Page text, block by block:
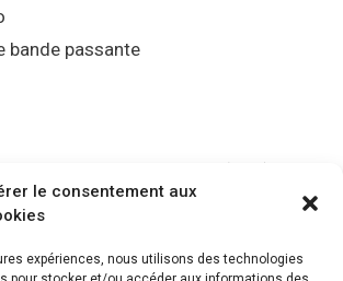
le consentement aux
expériences, nous utilisons des technologies
bande passante
bande passante en lecture (Brut)
PS5
jusqu’à 100Go/disque